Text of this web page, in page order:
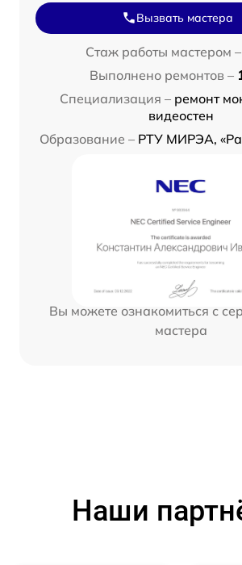
Вызвать мастера
Стаж работы мастером –
Выполнено ремонтов –
Специализация – ремонт
видеостен
Образование – РТУ МИРЭА,
Вы можете ознакомиться с
мастера
Наши